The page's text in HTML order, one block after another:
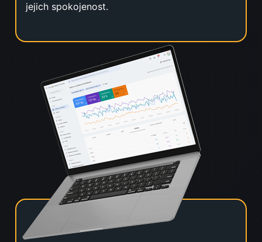
jejich spokojenost.